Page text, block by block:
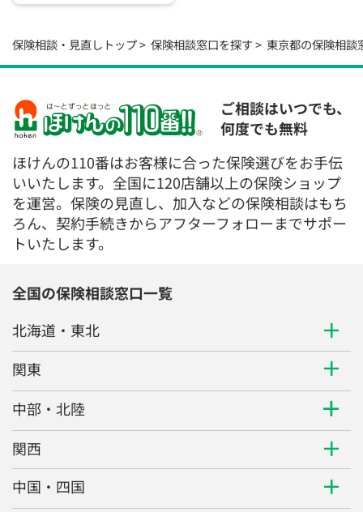
保険相談・見直しトップ 保険相談窓口を探す 東京都の保険相談
ご相談はいつでも、
何度でも無料
ほけんの110番はお客様に合った保険選びをお手伝
いいたします。全国に120店舗以上の保険ショップ
を運営。保険の見直し、加入などの保険相談はもち
ろん、契約手続きからアフターフォローまでサポー
トいたします。
全国の保険相談窓口一覧
北海道・東北
関東
中部・北陸
関西
中国・四国